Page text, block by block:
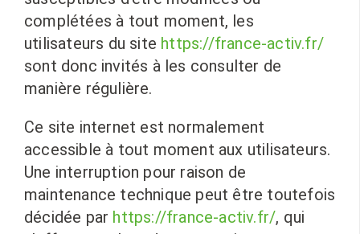
complétées à tout moment, les
utilisateurs du site https://france-activ.fr/
sont donc invités à les consulter de
manière régulière.
Ce site internet est normalement
accessible à tout moment aux utilisateurs.
Une interruption pour raison de
maintenance technique peut être toutefois
décidée par https://france-activ.fr/, qui